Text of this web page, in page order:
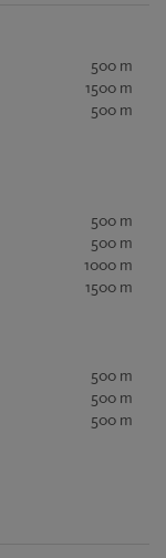
500 m
1500 m
500 m
500 m
500 m
1000 m
1500 m
500 m
500 m
500 m